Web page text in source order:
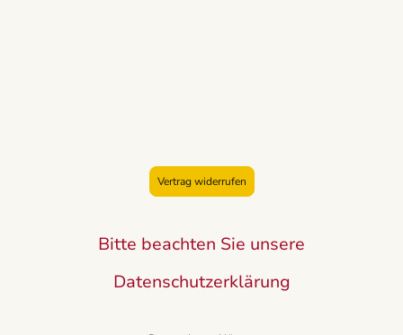
Vertrag widerrufen
Bitte beachten Sie unsere
Datenschutzerklärung